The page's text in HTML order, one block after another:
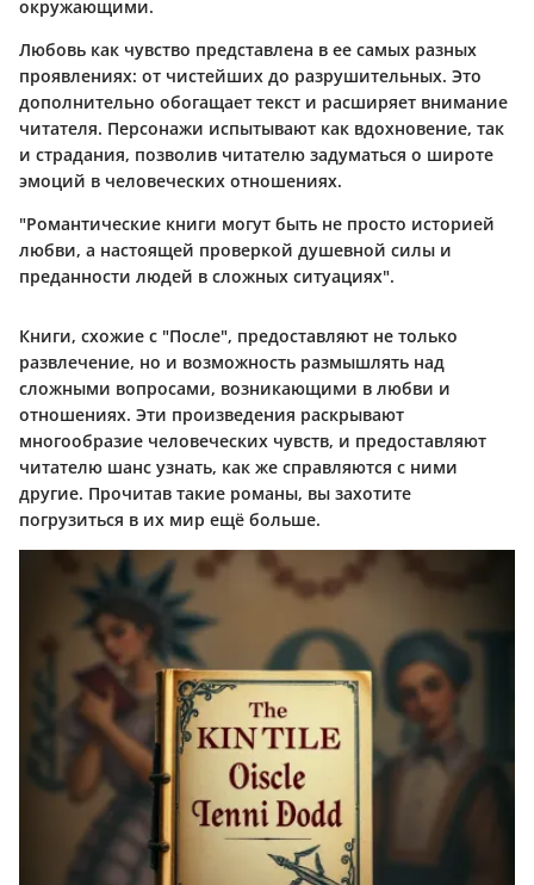
окружающими.
Любовь как чувство представлена в ее самых разных
проявлениях: от чистейших до разрушительных. Это
дополнительно обогащает текст и расширяет внимание
читателя. Персонажи испытывают как вдохновение, так
и страдания, позволив читателю задуматься о широте
эмоций в человеческих отношениях.
"Романтические книги могут быть не просто историей
любви, а настоящей проверкой душевной силы и
преданности людей в сложных ситуациях".
Книги, схожие с "После", предоставляют не только
развлечение, но и возможность размышлять над
сложными вопросами, возникающими в любви и
отношениях. Эти произведения раскрывают
многообразие человеческих чувств, и предоставляют
читателю шанс узнать, как же справляются с ними
другие. Прочитав такие романы, вы захотите
погрузиться в их мир ещё больше.